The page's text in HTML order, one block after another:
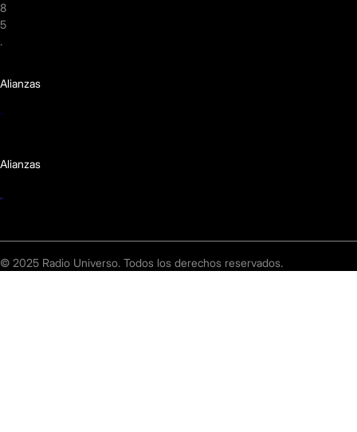
8
5
.
Alianzas
Alianzas
© 2025 Radio Universo. Todos los derechos reservados.